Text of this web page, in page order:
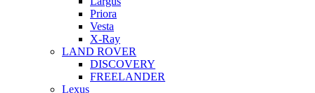
Priora
Vesta
X-Ray
LAND ROVER
DISCOVERY
FREELANDER
Lexus